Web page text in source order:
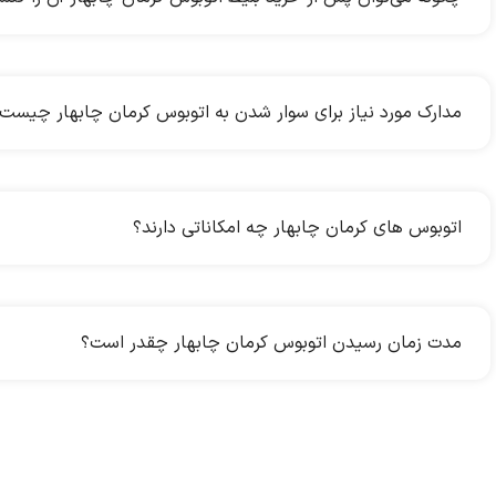
مدارک مورد نیاز برای سوار شدن به اتوبوس کرمان چابهار
اتوبوس های کرمان چابهار چه امکاناتی دارند؟
مدت زمان رسیدن اتوبوس کرمان چابهار چقدر است؟